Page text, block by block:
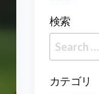
検索
Search
for:
カテゴリ